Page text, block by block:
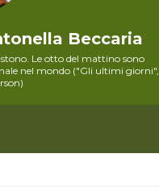
Beccaria
Le otto del mattino sono
nel mondo ("Gli ultimi giorni",